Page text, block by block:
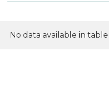
No data available in table